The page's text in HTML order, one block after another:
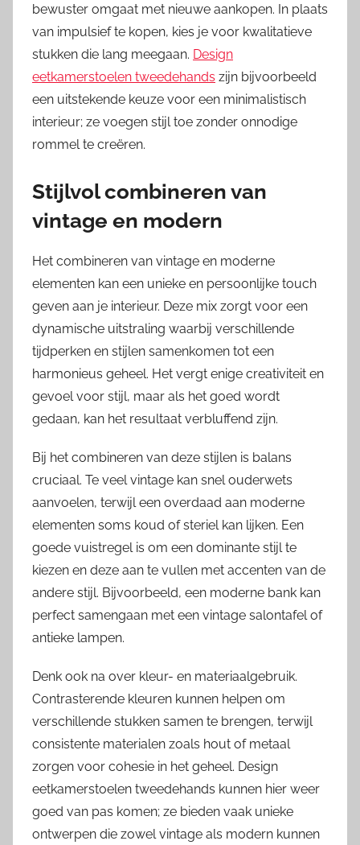
bewuster omgaat met nieuwe aankopen. In plaats
van impulsief te kopen, kies je voor kwalitatieve
stukken die lang meegaan. Design
eetkamerstoelen tweedehands zijn bijvoorbeeld
een uitstekende keuze voor een minimalistisch
interieur; ze voegen stijl toe zonder onnodige
rommel te creëren.
Stijlvol combineren van
vintage en modern
Het combineren van vintage en moderne
elementen kan een unieke en persoonlijke touch
geven aan je interieur. Deze mix zorgt voor een
dynamische uitstraling waarbij verschillende
tijdperken en stijlen samenkomen tot een
harmonieus geheel. Het vergt enige creativiteit en
gevoel voor stijl, maar als het goed wordt
gedaan, kan het resultaat verbluffend zijn.
Bij het combineren van deze stijlen is balans
cruciaal. Te veel vintage kan snel ouderwets
aanvoelen, terwijl een overdaad aan moderne
elementen soms koud of steriel kan lijken. Een
goede vuistregel is om een dominante stijl te
kiezen en deze aan te vullen met accenten van de
andere stijl. Bijvoorbeeld, een moderne bank kan
perfect samengaan met een vintage salontafel of
antieke lampen.
Denk ook na over kleur- en materiaalgebruik.
Contrasterende kleuren kunnen helpen om
verschillende stukken samen te brengen, terwijl
consistente materialen zoals hout of metaal
zorgen voor cohesie in het geheel. Design
eetkamerstoelen tweedehands kunnen hier weer
goed van pas komen; ze bieden vaak unieke
ontwerpen die zowel vintage als modern kunnen